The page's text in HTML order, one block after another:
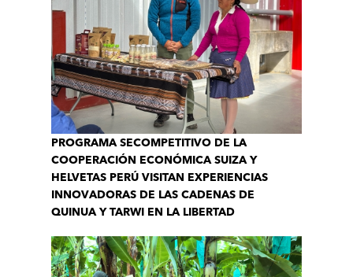
PROGRAMA SECOMPETITIVO DE LA
COOPERACIÓN ECONÓMICA SUIZA Y
HELVETAS PERÚ VISITAN EXPERIENCIAS
INNOVADORAS DE LAS CADENAS DE
QUINUA Y TARWI EN LA LIBERTAD